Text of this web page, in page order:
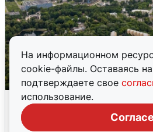
На информационном
cookie-файлы. Оставаясь
подтверждаете свое
использование.
Москвичи услышали
на взрыв